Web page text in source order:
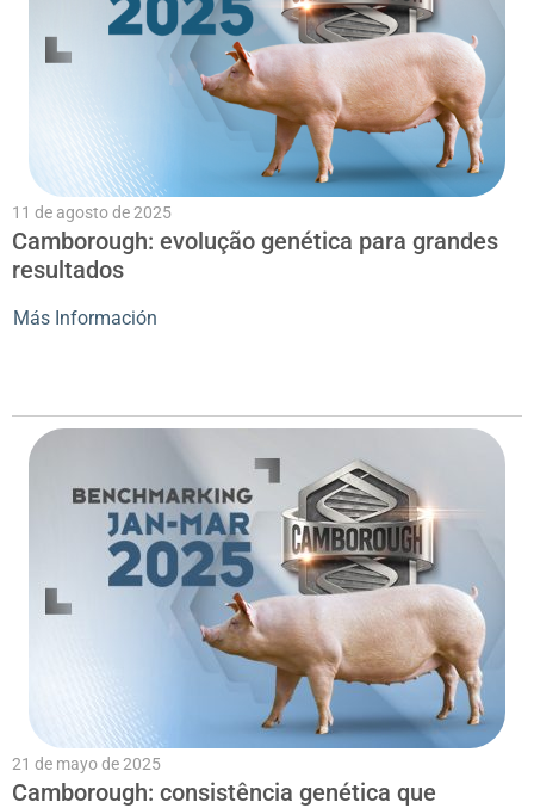
11 de agosto de 2025
Camborough: evolução genética para grandes
resultados
Más Información
21 de mayo de 2025
Camborough: consistência genética que